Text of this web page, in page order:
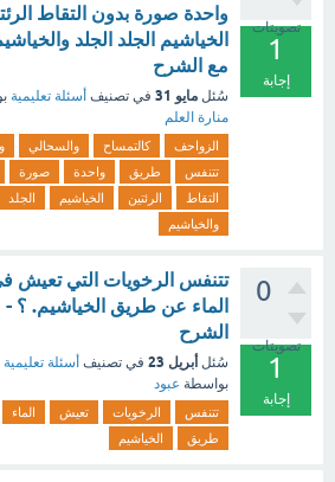
تصويتات
1
إجابة
واحدة صورة بدون التقاط
الخياشيم الجلد الجلد
مع الشرح
سُئل مايو 31 في تصنيف أسئلة تعليمية
منارة العلم
الزواحف كالتمساح والسحالي
تتنفس
طريق واحدة صورة
التقاط
الرئتين الخياشيم
الجلد
والخياشيم
0
تصويتات
1
إجابة
تتنفس الرخويات التي تعيش
الماء عن طريق الخياشيم. ؟ -
الشرح
سُئل أبريل 23 في تصنيف أسئلة تعليمية
بواسطة عبود
تتنفس الرخويات تعيش
الماء
طريق
الخياشيم